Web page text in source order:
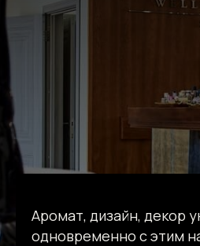
Аромат, дизайн, декор
одновременно с этим